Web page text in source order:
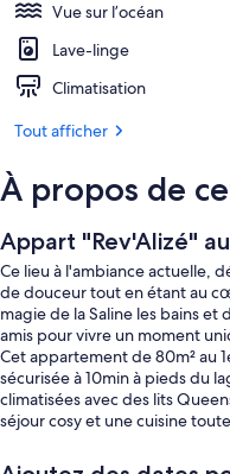
Vue sur l’océan
Lave-linge
Climatisation
Tout afficher
À propos de
Appart "Rev'Alizé"
Ce lieu à l'ambiance actuelle,
de douceur tout en étant au
magie de la Saline les bains et
amis pour vivre un moment
Cet appartement de 80m² au
sécurisée à 10min à pieds du
climatisées avec des lits
séjour cosy et une cuisine
WC.